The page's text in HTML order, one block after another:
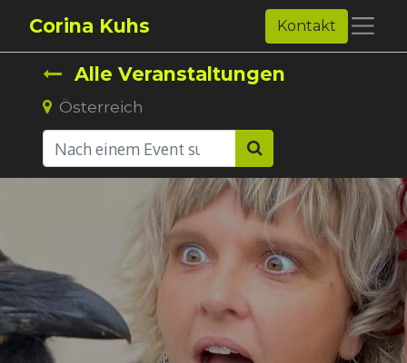
Corina Kuhs Kontakt
Alle Veranstaltungen
Österreich